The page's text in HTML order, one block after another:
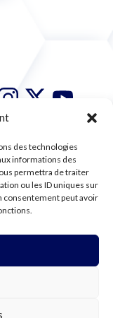
des technologies
informations des
permettra de traiter
ou les ID uniques sur
consentement peut avoir